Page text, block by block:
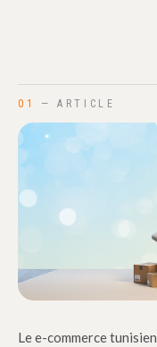
01 — ARTICLE
Le e-commerce